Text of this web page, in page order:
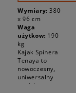
Wymiary:380
x 96 cm
Waga
użytkow: 190
kg
Kajak Spinera
Tenaya to
nowoczesny,
uniwersalny
model